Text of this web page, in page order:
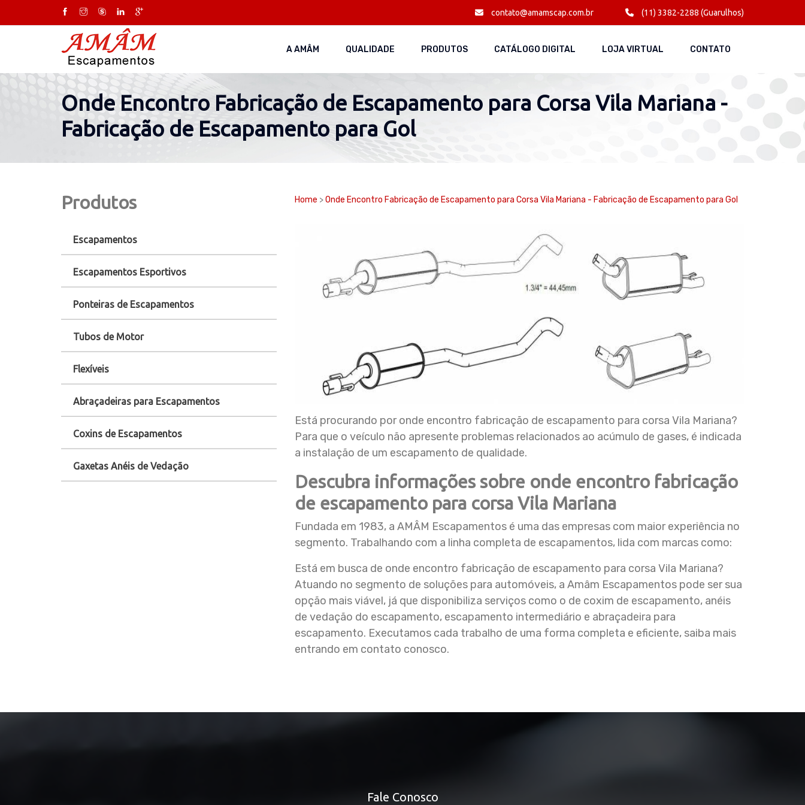
contato@amamscap.com.br (11) 3382-2288 (Guarulhos)
A AMÂM QUALIDADE PRODUTOS CATÁLOGO DIGITAL LOJA VIRTUAL CONTATO
Onde Encontro Fabricação de Escapamento para Corsa Vila Mariana -
Fabricação de Escapamento para Gol
Produtos
Escapamentos
Escapamentos Esportivos
Ponteiras de Escapamentos
Tubos de Motor
Flexíveis
Abraçadeiras para Escapamentos
Coxins de Escapamentos
Gaxetas Anéis de Vedação
Home >Onde Encontro Fabricação de Escapamento para Corsa Vila Mariana - Fabricação de Escapamento para Gol
Está procurando por onde encontro fabricação de escapamento para corsa Vila Mariana?
Para que o veículo não apresente problemas relacionados ao acúmulo de gases, é indicada
a instalação de um escapamento de qualidade.
Descubra informações sobre onde encontro fabricação
de escapamento para corsa Vila Mariana
Fundada em 1983, a AMÂM Escapamentos é uma das empresas com maior experiência no
segmento. Trabalhando com a linha completa de escapamentos, lida com marcas como:
Está em busca de onde encontro fabricação de escapamento para corsa Vila Mariana?
Atuando no segmento de soluções para automóveis, a Amâm Escapamentos pode ser sua
opção mais viável, já que disponibiliza serviços como o de coxim de escapamento, anéis
de vedação do escapamento, escapamento intermediário e abraçadeira para
escapamento. Executamos cada trabalho de uma forma completa e eficiente, saiba mais
entrando em contato conosco.
Fale Conosco